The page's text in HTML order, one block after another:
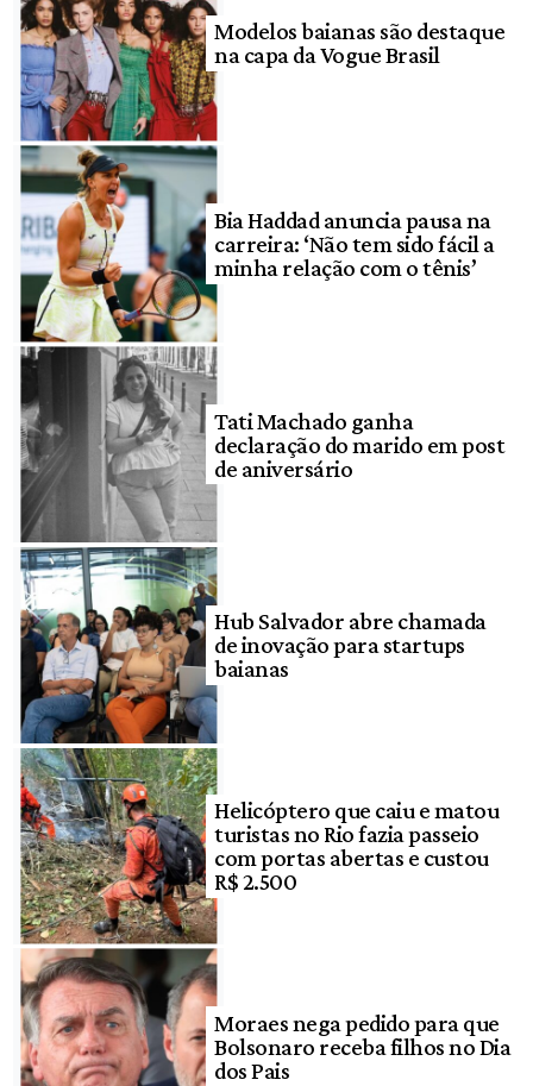
Modelos baianas são destaque
na capa da Vogue Brasil
Bia Haddad anuncia pausa na
carreira: ‘Não tem sido fácil a
minha relação com o tênis’
Tati Machado ganha
declaração do marido em post
de aniversário
Hub Salvador abre chamada
de inovação para startups
baianas
Helicóptero que caiu e matou
turistas no Rio fazia passeio
com portas abertas e custou
R$ 2.500
Moraes nega pedido para que
Bolsonaro receba filhos no Dia
dos Pais